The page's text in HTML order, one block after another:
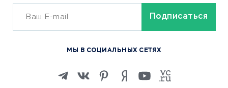
ОБУЧЕНИЕ И РАБОТА
Изучение иностранных
МЫ В СОЦИАЛЬНЫХ СЕТЯХ